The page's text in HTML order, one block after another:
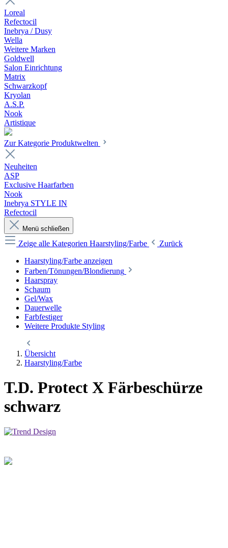
Loreal
Refectocil
Inebrya / Dusy
Wella
Weitere Marken
Goldwell
Salon Einrichtung
Matrix
Schwarzkopf
Kryolan
A.S.P.
Nook
Artistique
Zur Kategorie Produktwelten
Neuheiten
ASP
Exclusive Haarfarben
Nook
Inebrya STYLE IN
Refectocil
Menü schließen
Zeige alle Kategorien Haarstyling/Farbe
Zurück
Haarstyling/Farbe anzeigen
Farben/Tönungen/Blondierung
Haarspray
Schaum
Gel/Wax
Dauerwelle
Farbfestiger
Weitere Produkte Styling
Übersicht
Haarstyling/Farbe
T.D. Protect X Färbeschürze
schwarz